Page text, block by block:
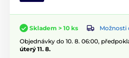
Skladem > 10 ks
Možnosti
Objednávky do 10. 8. 06:00,
úterý 11. 8.